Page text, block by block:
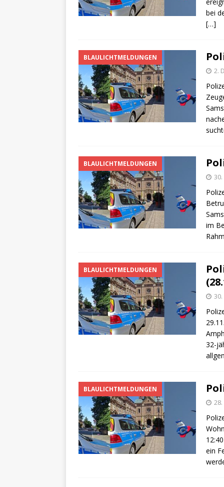
[ 29. März 2024 ]
Polizei /
bei
[…]
BLAULICHTMELDUNGEN
2.
BLAULICHTMELDUNGEN
im
BLAULICHTMELDUNGEN
32-
BLAULICHTMELDUNGEN
ein